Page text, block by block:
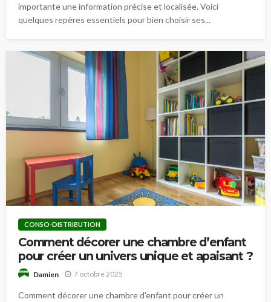
importante une information précise et localisée. Voici
quelques repères essentiels pour bien choisir ses...
CONSO-DISTRIBUTION
Comment décorer une chambre d’enfant
pour créer un univers unique et apaisant ?
Damien 7 octobre 2025
Comment décorer une chambre d'enfant pour créer un